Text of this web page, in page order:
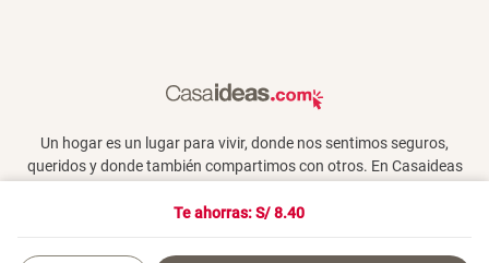
Te ahorras: S/8.40
Un hogar es un lugar para vivir, donde nos sentimos seguros,
queridos y donde también compartimos con otros. En Casaideas
que te haga feliz.